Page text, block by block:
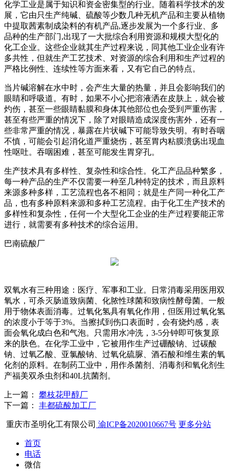
化学工业是属于知识和资金密集型的行业。随着科学技术的发
展，它由只生产纯碱、硫酸等少数几种无机产品和主要从植物
中提取茜素制成染料的有机产品,逐步发展为一个多行业、多
品种的生产部门,出现了一大批综合利用资源和规模大型化的
化工企业。这些企业就其生产过程来说，同其他工业企业有许
多共性，但就生产工艺技术、对资源的综合利用和生产过程的
严格比例性、连续性等方面来看，又有它自己的特点。
当片碱溶解在水中时，会产生大量的热量，并且会影响我们的
眼睛和呼吸道。有时，如果不小心把溶液洒在皮肤上，就会被
灼伤，甚至一些眼睛黏膜和身体其他部位也会受到严重伤害，
甚至有些严重的情况下，除了对眼睛造成深度伤害外，还有一
些非常严重的情况，暴露在片状碱下可能导致失明。有时吞咽
不慎，可能会引起消化道严重烧伤，甚至胃内粘膜溃疡出现血
性呕吐。吞咽困难，甚至可能发生胃穿孔。
生产技术具有多样性、复杂性和综合性。化工产品品种繁多，
每一种产品的生产不仅需要一种至几种特定的技术，而且原料
来源多种多样，工艺流程也各不相同；就是生产同一种化工产
品，也有多种原料来源和多种工艺流程。由于化工生产技术的
多样性和复杂性，任何一个大型化工企业的生产过程要能正常
进行，就需要有多种技术的综合运用。
巴南硫酸厂
双氧水有三种用途：医疗、军事和工业。日常消毒采用医用双
氧水，可杀灭肠道致病菌、化脓性球菌和致病性酵母菌。一般
用于物体表面消毒。过氧化氢具有氧化作用，但医用过氧化氢
的浓度小于等于3%。当擦拭到伤口表面时，会有烧灼感，表
面会氧化成白色和气泡。只需用水冲洗，3-5分钟即可恢复原
来的肤色。在化学工业中，它被用作生产过硼酸钠、过碳酸
钠、过氧乙酸、亚氯酸钠、过氧化硫脲、酒石酸和维生素的氧
化剂的原料。在制药工业中，用作杀菌剂、消毒剂和氧化剂生
产福美双杀虫剂和40L抗菌剂。
上一篇： 攀枝花甲醇厂
下一篇： 丰都硫酸加工厂
重庆市圣明化工有限公司 渝ICP备2020010667号 更多分站
首页
电话
微信